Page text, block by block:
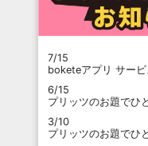
7/15
boketeアプリ サー
6/15
プリッツのお題でひ
3/10
プリッツのお題でひ